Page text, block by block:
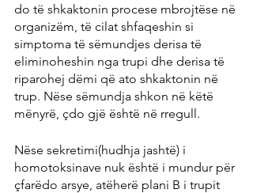
do të shkaktonin procese mbrojtëse në
organizëm, të cilat shfaqeshin si
simptoma të sëmundjes derisa të
eliminoheshin nga trupi dhe derisa të
riparohej dëmi që ato shkaktonin në
trup. Nëse sëmundja shkon në këtë
mënyrë, çdo gjë është në rregull.
Nëse sekretimi(hudhja jashtë) i
homotoksinave nuk është i mundur për
çfarëdo arsye, atëherë plani B i trupit